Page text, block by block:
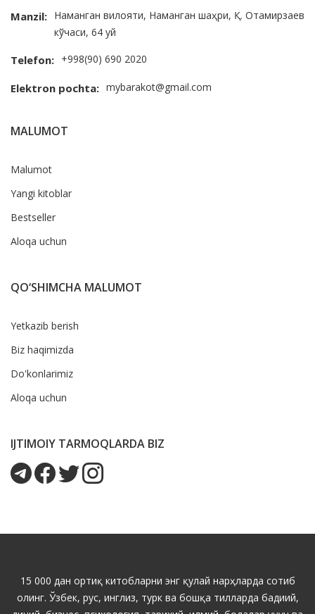
Manzil: Наманган вилояти, Наманган шаҳри, Қ. Отамирзаев
кўчаси, 64 уй
Telefon: +998(90) 690 2020
Elektron pochta: mybarakot@gmail.com
MALUMOT
Malumot
Yangi kitoblar
Bestseller
Aloqa uchun
QO‘SHIMCHA MALUMOT
Yetkazib berish
Biz haqimizda
Do'konlarimiz
Aloqa uchun
IJTIMOIY TARMOQLARDA BIZ
15 000 дан ортиқ китобларни энг қулай нарҳларда сотиб
олинг. Ўзбек, рус, инглиз, турк ва бошқа тилларда бадиий,